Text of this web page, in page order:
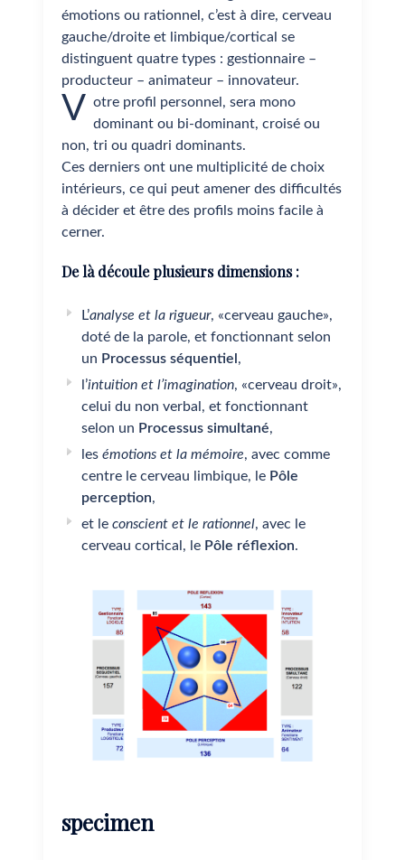
émotions ou rationnel, c’est à dire, cerveau
gauche/droite et limbique/cortical se
distinguent quatre types : gestionnaire –
producteur – animateur – innovateur.
V otre profil personnel, sera mono
dominant ou bi-dominant, croisé ou
non, tri ou quadri dominants.
Ces derniers ont une multiplicité de choix
intérieurs, ce qui peut amener des difficultés
à décider et être des profils moins facile à
cerner.
De là découle plusieurs dimensions :
L’analyse et la rigueur, «cerveau gauche»,
doté de la parole, et fonctionnant selon
un Processus séquentiel,
l’intuition et l’imagination, «cerveau droit»,
celui du non verbal, et fonctionnant
selon un Processus simultané,
lesémotions et la mémoire, avec comme
centre le cerveau limbique, le Pôle
perception,
et leconscient et le rationnel, avec le
cerveau cortical, le Pôle réflexion.
specimen